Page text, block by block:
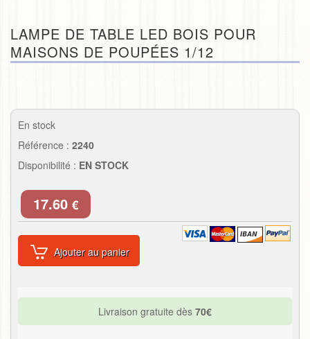
LAMPE DE TABLE LED BOIS POUR
MAISONS DE POUPÉES 1/12
En stock
Référence : 2240
Disponibilité : EN STOCK
17.60 €
Ajouter au panier
Livraison gratuite dès 70€